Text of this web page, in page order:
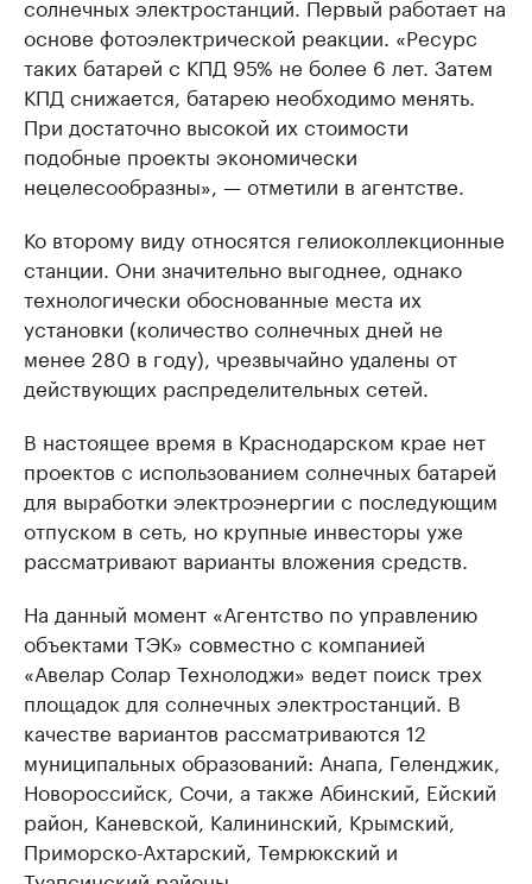
солнечных электростанций. Первый работает на
основе фотоэлектрической реакции. «Ресурс
таких батарей с КПД 95% не более 6 лет. Затем
КПД снижается, батарею необходимо менять.
При достаточно высокой их стоимости
подобные проекты экономически
нецелесообразны», — отметили в агентстве.
Ко второму виду относятся гелиоколлекционные
станции. Они значительно выгоднее, однако
технологически обоснованные места их
установки (количество солнечных дней не
менее 280 в году), чрезвычайно удалены от
действующих распределительных сетей.
В настоящее время в Краснодарском крае нет
проектов с использованием солнечных батарей
для выработки электроэнергии с последующим
отпуском в сеть, но крупные инвесторы уже
рассматривают варианты вложения средств.
На данный момент «Агентство по управлению
объектами ТЭК» совместно с компанией
«Авелар Солар Технолоджи» ведет поиск трех
площадок для солнечных электростанций. В
качестве вариантов рассматриваются 12
муниципальных образований: Анапа, Геленджик,
Новороссийск, Сочи, а также Абинский, Ейский
район, Каневской, Калининский, Крымский,
Приморско-Ахтарский, Темрюкский и